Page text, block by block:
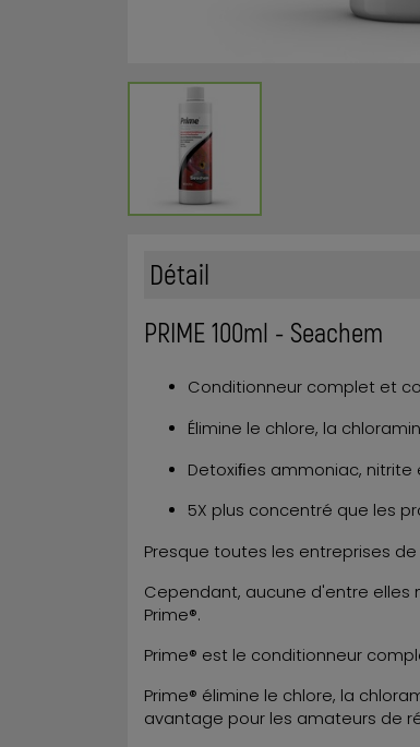
Détail
PRIME 100ml - Seachem
Conditionneur complet et
Élimine le chlore, la
Detoxiﬁes ammoniac, nitrite
5X plus concentré que les
Presque toutes les entreprises
Cependant, aucune d'entre
Prime®.
Prime® est le conditionneur
Prime® élimine le chlore, la
avantage pour les amateurs de